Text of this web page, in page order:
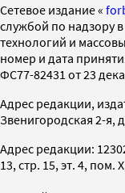
Cетевое издание «
службой по надзору
технологий и
номер и дата
ФС77-82431 от 23
Адрес редакции,
Звенигородская 2-я,
Адрес редакции:
13, стр. 15, эт. 4, пом.